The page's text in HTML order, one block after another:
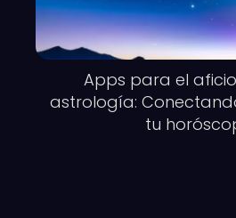
Apps para el
astrología:
tu